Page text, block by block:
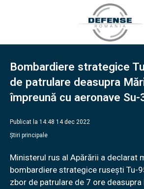
Bombardiere strategice
de patrulare deasupra
împreună cu aeronave Su-
Publicat la 14:48 14 dec 2022
Știri principale
Ministerul rus al Apărării a declarat
bombardiere strategice rusești Tu-
zbor de patrulare de 7 ore